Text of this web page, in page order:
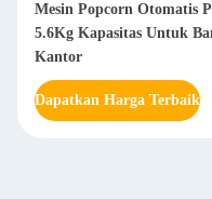
Mesin Popcorn Otomatis
5.6Kg Kapasitas Untuk
Kantor
Dapatkan Harga Terbaik